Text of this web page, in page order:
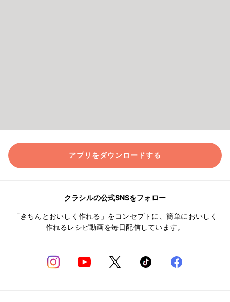
アプリをダウンロードする
クラシルの公式SNSをフォロー
「きちんとおいしく作れる」をコンセプトに、簡単においしく
作れるレシピ動画を毎日配信しています。